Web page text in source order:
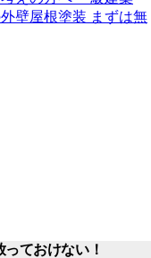
ておけない！